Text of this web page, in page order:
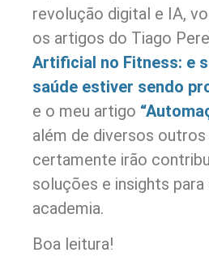
revolução digital e IA,
os artigos do Tiago
Artificial no Fitness: e
saúde estiver sendo
e o meu artigo
além de diversos
certamente irão
soluções e insights para
academia.
Boa leitura!